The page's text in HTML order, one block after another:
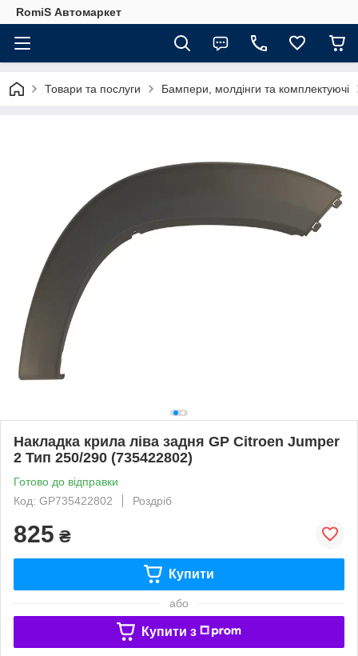
RomiS Автомаркет
Товари та послуги Бампери, молдінги та комплектуючі
Накладка крила ліва задня GP Citroen Jumper
2 Тип 250/290 (735422802)
Готово до відправки
Код: GP735422802
Роздріб
825 ₴
Купити
або
Купити з